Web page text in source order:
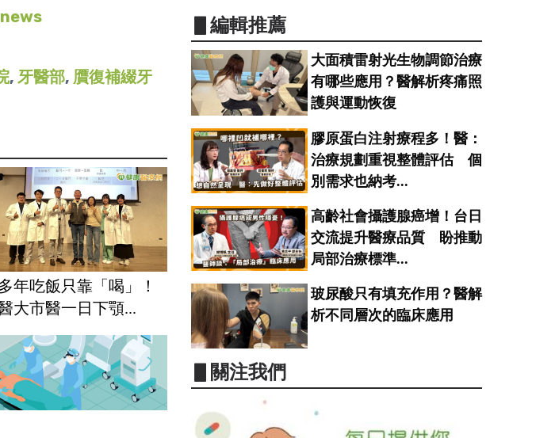
, 牙醫部, 贋復補綴牙
年吃飯只靠「喝」！
大市醫一日下顎...
▋編輯推薦
大面積雷射光生物調節治療
有哪些應用？醫解析疼痛照
護與運動恢復
膠原蛋白注射療程多！醫：
治療規劃重視整體評估 個
別需求也納考...
高齡社會攝護腺癌增！台日
交流提升醫療品質 盼推動
局部治療標準...
玻尿酸只有填充作用？醫解
析不同層次的臨床應用
▋關注我們